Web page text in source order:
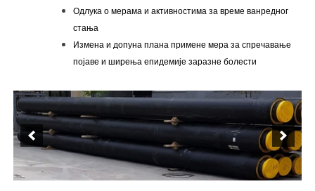
Одлука о мерама и активностима за време ванредног
стања
Измена и допуна плана примене мера за спречавање
појаве и ширења епидемије заразне болести